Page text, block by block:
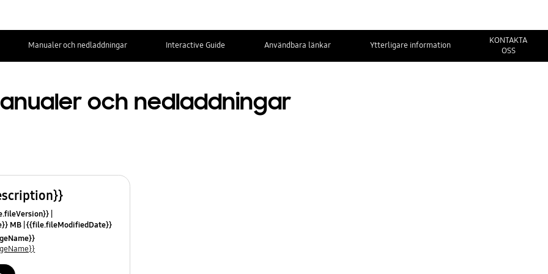
Manualer och nedladdningar Interactive Guide Användbara länkar Ytterligare information
KONTAKTA
OSS
och nedladdningar
MB {{file.fileModifiedDate}}